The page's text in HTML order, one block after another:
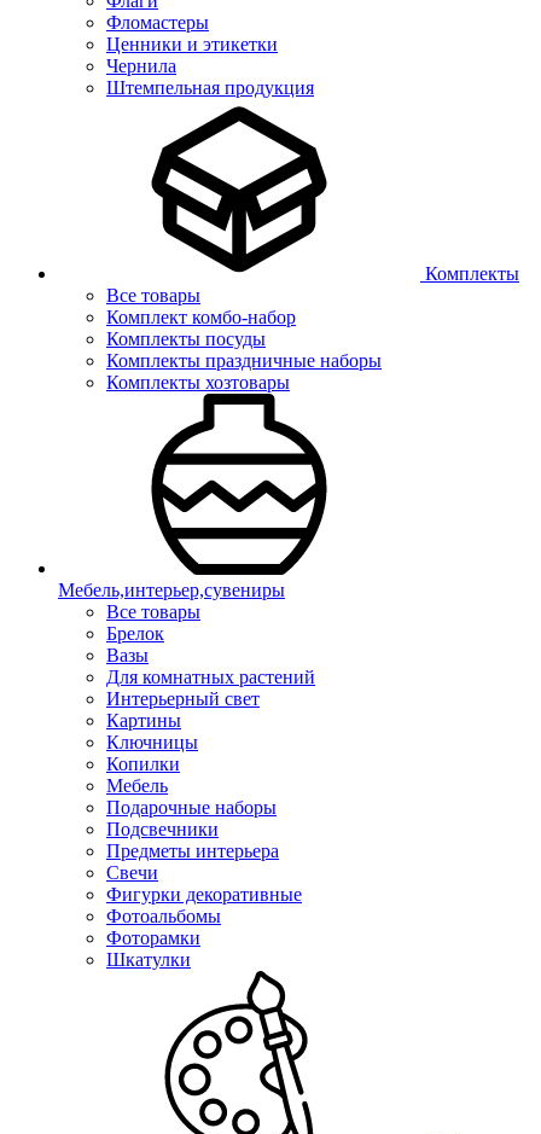
Фломастеры
Ценники и этикетки
Чернила
Штемпельная продукция
Комплекты
Все товары
Комплект комбо-набор
Комплекты посуды
Комплекты праздничные наборы
Комплекты хозтовары
Мебель,интерьер,сувениры
Все товары
Брелок
Вазы
Для комнатных растений
Интерьерный свет
Картины
Ключницы
Копилки
Мебель
Подарочные наборы
Подсвечники
Предметы интерьера
Свечи
Фигурки декоративные
Фотоальбомы
Фоторамки
Шкатулки